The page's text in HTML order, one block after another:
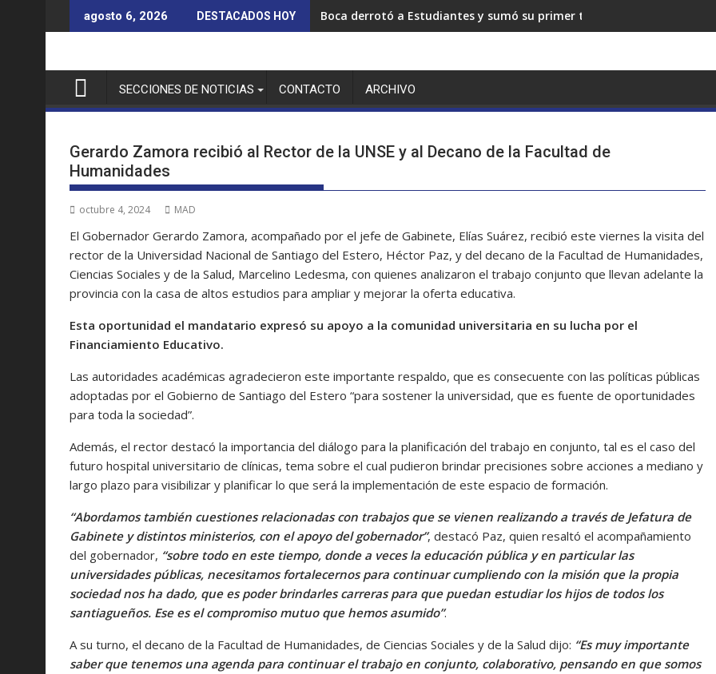
al
agosto 6, 2026 DESTACADOS HOY Boca derrotó a Estudiantes y sumó su primer triunfo en el Torneo
SECCIONES DE NOTICIAS CONTACTO ARCHIVO
Gerardo Zamora recibió al Rector de la UNSE y al Decano de la Facultad de
Humanidades
octubre 4, 2024 MAD
El Gobernador Gerardo Zamora, acompañado por el jefe de Gabinete, Elías Suárez, recibió este viernes la visita del
rector de la Universidad Nacional de Santiago del Estero, Héctor Paz, y del decano de la Facultad de Humanidades,
Ciencias Sociales y de la Salud, Marcelino Ledesma, con quienes analizaron el trabajo conjunto que llevan adelante la
provincia con la casa de altos estudios para ampliar y mejorar la oferta educativa.
Esta oportunidad el mandatario expresó su apoyo a la comunidad universitaria en su lucha por el
Financiamiento Educativo.
Las autoridades académicas agradecieron este importante respaldo, que es consecuente con las políticas públicas
adoptadas por el Gobierno de Santiago del Estero “para sostener la universidad, que es fuente de oportunidades
para toda la sociedad”.
Además, el rector destacó la importancia del diálogo para la planificación del trabajo en conjunto, tal es el caso del
futuro hospital universitario de clínicas, tema sobre el cual pudieron brindar precisiones sobre acciones a mediano y
largo plazo para visibilizar y planificar lo que será la implementación de este espacio de formación.
“Abordamos también cuestiones relacionadas con trabajos que se vienen realizando a través de Jefatura de
Gabinete y distintos ministerios, con el apoyo del gobernador”, destacó Paz, quien resaltó el acompañamiento
del gobernador, “sobre todo en este tiempo, donde a veces la educación pública y en particular las
universidades públicas, necesitamos fortalecernos para continuar cumpliendo con la misión que la propia
sociedad nos ha dado, que es poder brindarles carreras para que puedan estudiar los hijos de todos los
santiagueños. Ese es el compromiso mutuo que hemos asumido”.
A su turno, el decano de la Facultad de Humanidades, de Ciencias Sociales y de la Salud dijo: “Es muy importante
saber que tenemos una agenda para continuar el trabajo en conjunto, colaborativo, pensando en que somos